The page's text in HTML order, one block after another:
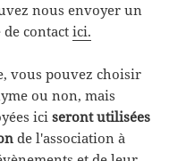
nous envoyer un
de contactici.
vous pouvez choisir
ou non, mais
iciseront utilisées
de l'association à